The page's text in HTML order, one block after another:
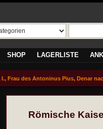
SHOP LAGERLISTE
Frau des Antoninus Pius, Denar
Römische